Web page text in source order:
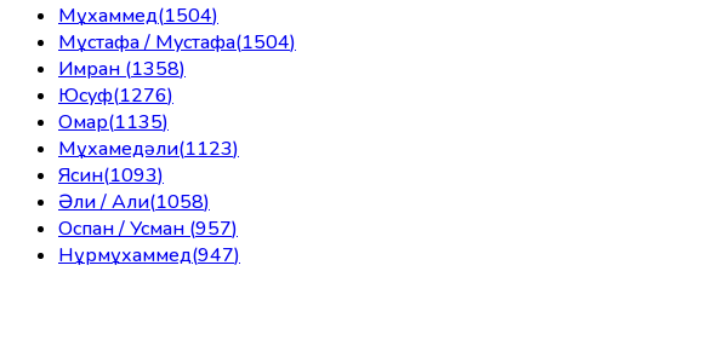
Мұхаммед(1504)
Мұстафа / Мустафа(1504)
Имран (1358)
Юсуф(1276)
Омар(1135)
Мұхамедәли(1123)
Ясин(1093)
Әли / Али(1058)
Оспан / Усман (957)
Нұрмұхаммед(947)